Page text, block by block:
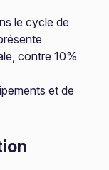
le cycle de
contre 10%
et de